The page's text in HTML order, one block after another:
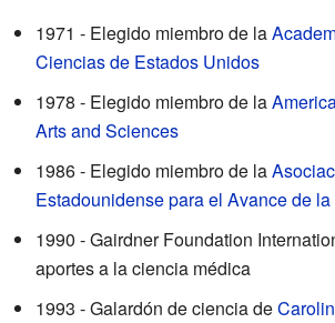
1971 - Elegido miembro de la
Ciencias de Estados Unidos
1978 - Elegido miembro de la
Arts and Sciences
1986 - Elegido miembro de la
Estadounidense para el Avance de
1990 - Gairdner Foundation
aportes a la ciencia médica
1993 - Galardón de ciencia de